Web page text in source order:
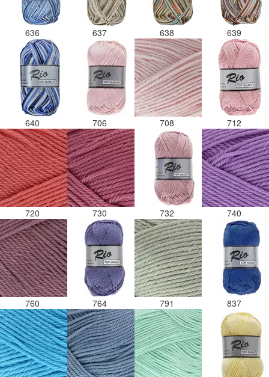
636 637 638 639
640 706 708 712
720 730 732 740
760 764 791 837